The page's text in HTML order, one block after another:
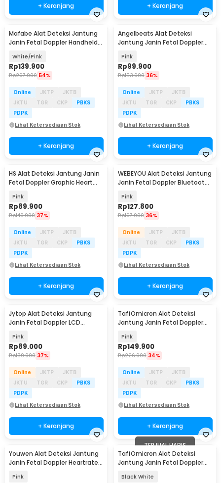
+ Keranjang + Keranjang
Mafabe Alat Deteksi Jantung
Janin Fetal Doppler Handheld
White/Pink
Rp139.900
Rp297.900 54%
Online JKTP
JKTB
JKTU
TGR CKP
PBKS
PDPK
Lihat Ketersediaan Stok
+ Keranjang
Angelbeats Alat Deteksi
Jantung Janin Fetal Doppler
Pink
Rp99.900
Rp153.900 36%
Online JKTP
JKTB
JKTU
TGR CKP
PBKS
PDPK
Lihat Ketersediaan Stok
+ Keranjang
HS Alat Deteksi Jantung Janin
Fetal Doppler Graphic Heart
Pink
Rp89.900
Rp140.900 37%
Online JKTP
JKTB
JKTU
TGR CKP
PBKS
PDPK
Lihat Ketersediaan Stok
+ Keranjang
WEBEYOU Alat Deteksi Jantung
Janin Fetal Doppler Bluetooth
Pink
Rp127.800
Rp197.900 36%
Online JKTP
JKTB
JKTU
TGR CKP
PBKS
PDPK
Lihat Ketersediaan Stok
+ Keranjang
Jytop Alat Deteksi Jantung
Janin Fetal Doppler LCD
T505/YSL-505
Pink
Rp89.000
Rp139.900 37%
Online JKTP
JKTB
JKTU
TGR CKP
PBKS
PDPK
Lihat Ketersediaan Stok
+ Keranjang
TaffOmicron Alat Deteksi
Jantung Janin Fetal Doppler
Pink
Rp149.900
Rp226.900 34%
Online JKTP
JKTB
JKTU
TGR CKP
PBKS
PDPK
Lihat Ketersediaan Stok
+ Keranjang
Youwen Alat Deteksi Jantung
Janin Fetal Doppler Heartrate
Pink
TERJUAL HABIS
TaffOmicron Alat Deteksi
Jantung Janin Fetal Doppler
Black White